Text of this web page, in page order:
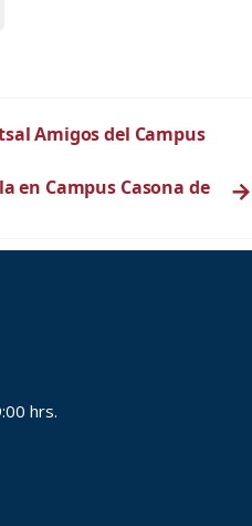
Amigos del Campus
en Campus Casona de
→